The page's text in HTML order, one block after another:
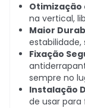
Otimização
na vertical,
Maior
estabilidade,
Fixação
sempre no
Instalação
de usar